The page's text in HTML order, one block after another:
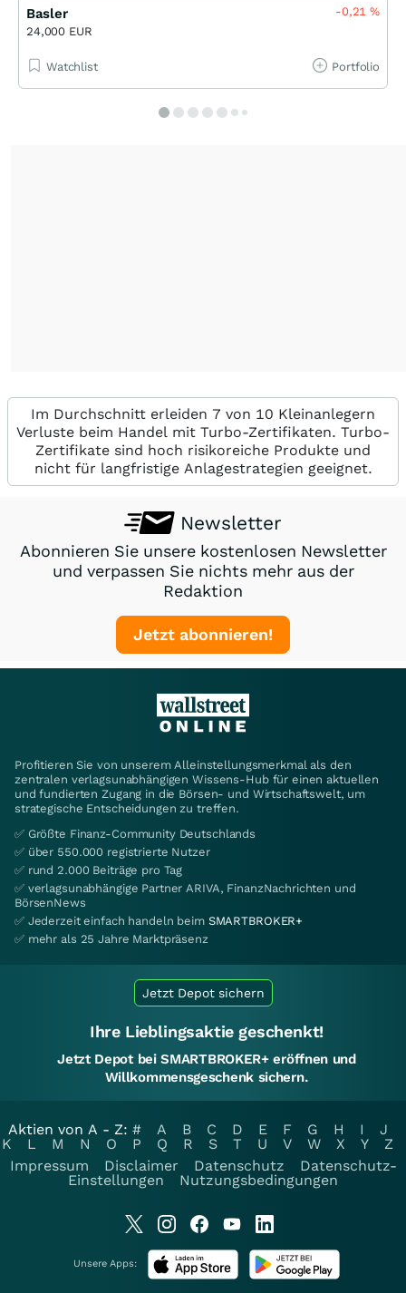
Basler
24,000 EUR
-0,21%
Watchlist Portfolio
Im Durchschnitt erleiden 7 von 10 Kleinanlegern
Verluste beim Handel mit Turbo-Zertifikaten. Turbo-
Zertifikate sind hoch risikoreiche Produkte und
nicht für langfristige Anlagestrategien geeignet.
Newsletter
Abonnieren Sie unsere kostenlosen Newsletter
und verpassen Sie nichts mehr aus der
Redaktion
Jetzt abonnieren!
Profitieren Sie von unserem Alleinstellungsmerkmal als den
zentralen verlagsunabhängigen Wissens-Hub für einen aktuellen
und fundierten Zugang in die Börsen- und Wirtschaftswelt, um
strategische Entscheidungen zu treffen.
✅ Größte Finanz-Community Deutschlands
✅ über 550.000 registrierte Nutzer
✅ rund 2.000 Beiträge pro Tag
✅ verlagsunabhängige Partner ARIVA, FinanzNachrichten und
BörsenNews
✅ Jederzeit einfach handeln beim SMARTBROKER+
✅ mehr als 25 Jahre Marktpräsenz
Jetzt Depot sichern
Ihre Lieblingsaktie geschenkt!
Jetzt Depot bei SMARTBROKER+ eröffnen und
Willkommensgeschenk sichern.
Aktien von A - Z: # A B C D E F G H I
J
K
L M N O P Q R S T U V W X Y
Z
Impressum
Disclaimer Datenschutz
Datenschutz-
Einstellungen
Nutzungsbedingungen
Unsere Apps: